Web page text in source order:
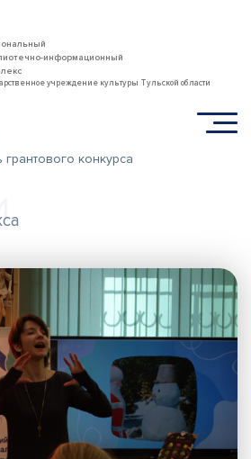
информационный
учреждение культуры Тульской области
конкурса